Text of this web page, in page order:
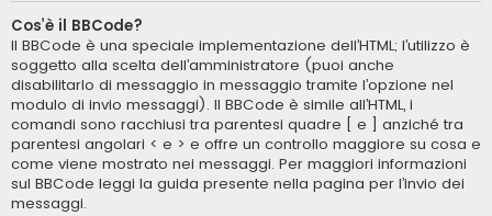
Cos’è il BBCode?
Il BBCode è una speciale implementazione dell’HTML; l’utilizzo è
soggetto alla scelta dell’amministratore (puoi anche
disabilitarlo di messaggio in messaggio tramite l’opzione nel
modulo di invio messaggi). Il BBCode è simile all’HTML, i
comandi sono racchiusi tra parentesi quadre [ e ] anziché tra
parentesi angolari < e > e offre un controllo maggiore su cosa e
come viene mostrato nei messaggi. Per maggiori informazioni
sul BBCode leggi la guida presente nella pagina per l’invio dei
messaggi.